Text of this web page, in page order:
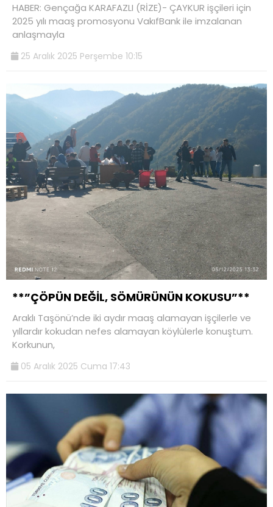
HABER: Gençağa KARAFAZLI (RİZE)- ÇAYKUR işçileri için
2025 yılı maaş promosyonu VakıfBank ile imzalanan
anlaşmayla
25 Aralık 2025 Perşembe 10:15
**”ÇÖPÜN DEĞİL, SÖMÜRÜNÜN KOKUSU”**
Araklı Taşönü’nde iki aydır maaş alamayan işçilerle ve
yıllardır kokudan nefes alamayan köylülerle konuştum.
Korkunun,
05 Aralık 2025 Cuma 17:43